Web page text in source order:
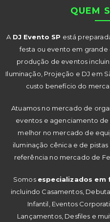
QUEM
A DJ Evento SP está
festa ou evento em
produção de eventos
Iluminação, Projeção e DJ em
custo benefício do
Atuamos no mercado de
eventos e agenciamento
melhor no mercado de
iluminação cênica e de
referência no mercado de
Somos especializados em
incluindo Casamentos,
Infantil, Eventos
Lançamentos, Desfiles e